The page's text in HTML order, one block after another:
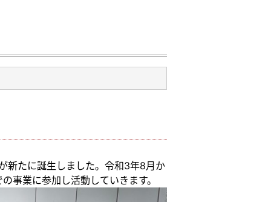
新たに誕生しました。令和3年8月か
事業に参加し活動していきます。